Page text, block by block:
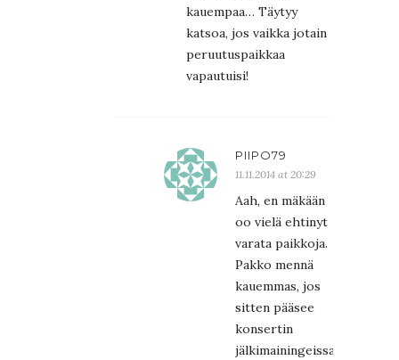
kauempaa… Täytyy
katsoa, jos vaikka jotain
peruutuspaikkaa
vapautuisi!
PIIPO79
11.11.2014 at 20:29
Aah, en mäkään
oo vielä ehtinyt
varata paikkoja.
Pakko mennä
kauemmas, jos
sitten pääsee
konsertin
jälkimainingeissa